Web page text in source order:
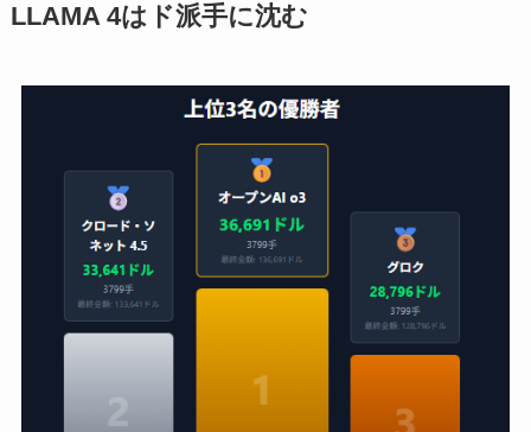
LLAMA 4はド派手に沈む